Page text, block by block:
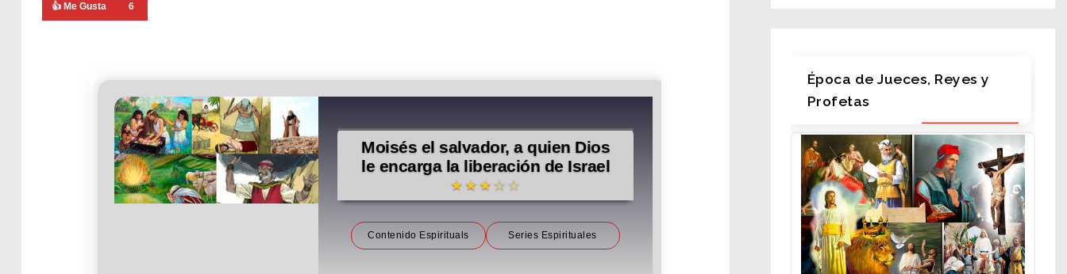
👍 Me Gusta 6
Moisés el salvador, a quien Dios
le encarga la liberación de Israel
★★★☆☆
Contenido Espirituals Series Espirituales
Época de Jueces, Reyes y
Profetas